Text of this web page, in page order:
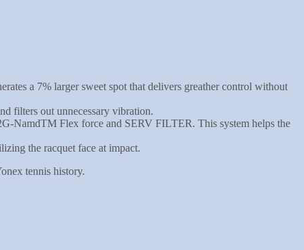
a 7% larger sweet spot that delivers greather control without
filters out unnecessary vibration.
NamdTM Flex force and SERV FILTER. This system helps the
the racquet face at impact.
tennis history.